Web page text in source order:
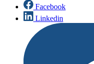
Facebook
Linkedin